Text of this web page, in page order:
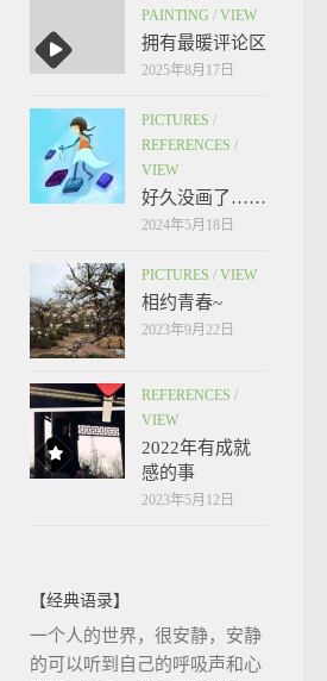
PAINTING / VIEW
拥有最暖评论区
2025年8月17日
PICTURES /
REFERENCES /
VIEW
好久没画了……
2024年5月18日
PICTURES / VIEW
相约青春~
2023年9月22日
REFERENCES /
VIEW
2022年有成就
感的事
2023年5月12日
【经典语录】
一个人的世界，很安静，安静
的可以听到自己的呼吸声和心